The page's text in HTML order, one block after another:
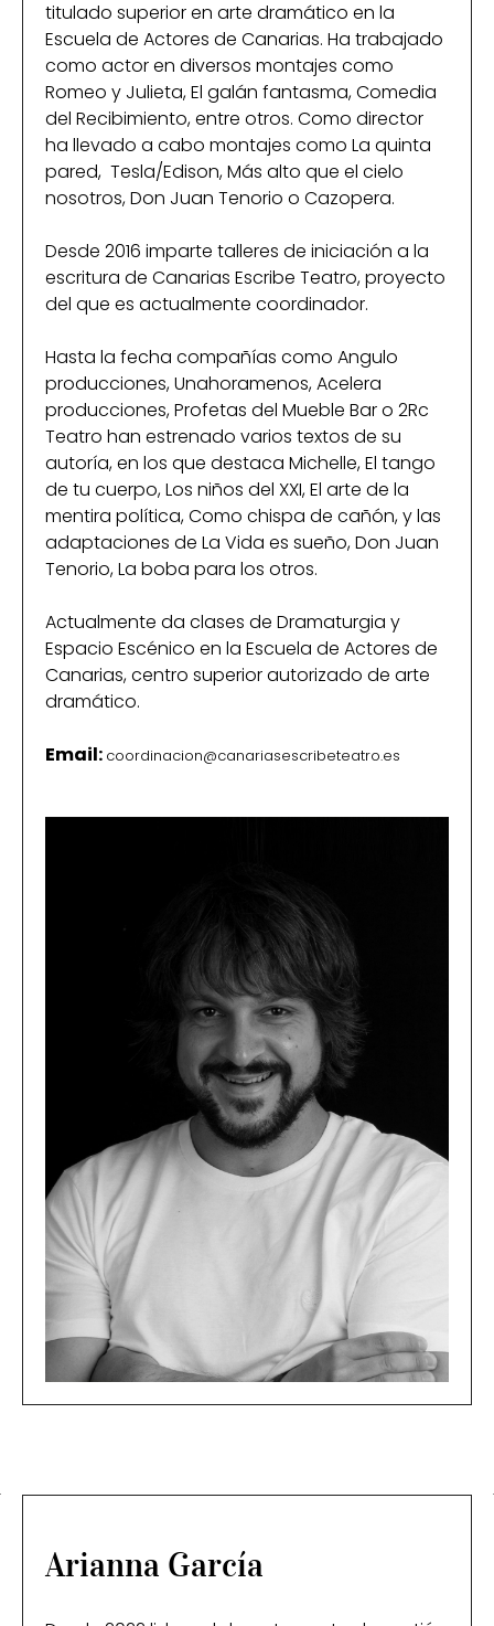
titulado superior en arte dramático en la
Escuela de Actores de Canarias. Ha trabajado
como actor en diversos montajes como
Romeo y Julieta, El galán fantasma, Comedia
del Recibimiento, entre otros. Como director
ha llevado a cabo montajes como La quinta
pared, Tesla/Edison, Más alto que el cielo
nosotros, Don Juan Tenorio o Cazopera.
Desde 2016 imparte talleres de iniciación a la
escritura de Canarias Escribe Teatro, proyecto
del que es actualmente coordinador.
Hasta la fecha compañías como Angulo
producciones, Unahoramenos, Acelera
producciones, Profetas del Mueble Bar o 2Rc
Teatro han estrenado varios textos de su
autoría, en los que destaca Michelle, El tango
de tu cuerpo, Los niños del XXI, El arte de la
mentira política, Como chispa de cañón, y las
adaptaciones de La Vida es sueño, Don Juan
Tenorio, La boba para los otros.
Actualmente da clases de Dramaturgia y
Espacio Escénico en la Escuela de Actores de
Canarias, centro superior autorizado de arte
dramático.
Email: coordinacion@canariasescribeteatro.es
Arianna García